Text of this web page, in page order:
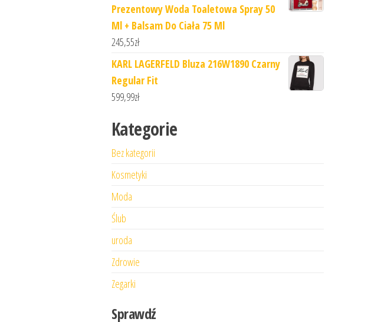
Prezentowy Woda Toaletowa Spray 50
Ml + Balsam Do Ciała 75 Ml
245,55zł
KARL LAGERFELD Bluza 216W1890 Czarny
Regular Fit
599,99zł
Kategorie
Bez kategorii
Kosmetyki
Moda
Ślub
uroda
Zdrowie
Zegarki
Sprawdź